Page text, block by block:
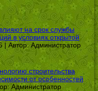
на срок службы
в условиях открытой
| Автор:Администратор
строительства
от особенностей
Администратор